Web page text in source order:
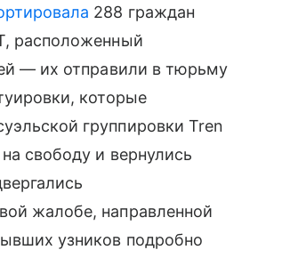
288 граждан
расположенный
— их отправили в тюрьму
которые
группировки Tren
свободу и вернулись
жалобе, направленной
узников подробно